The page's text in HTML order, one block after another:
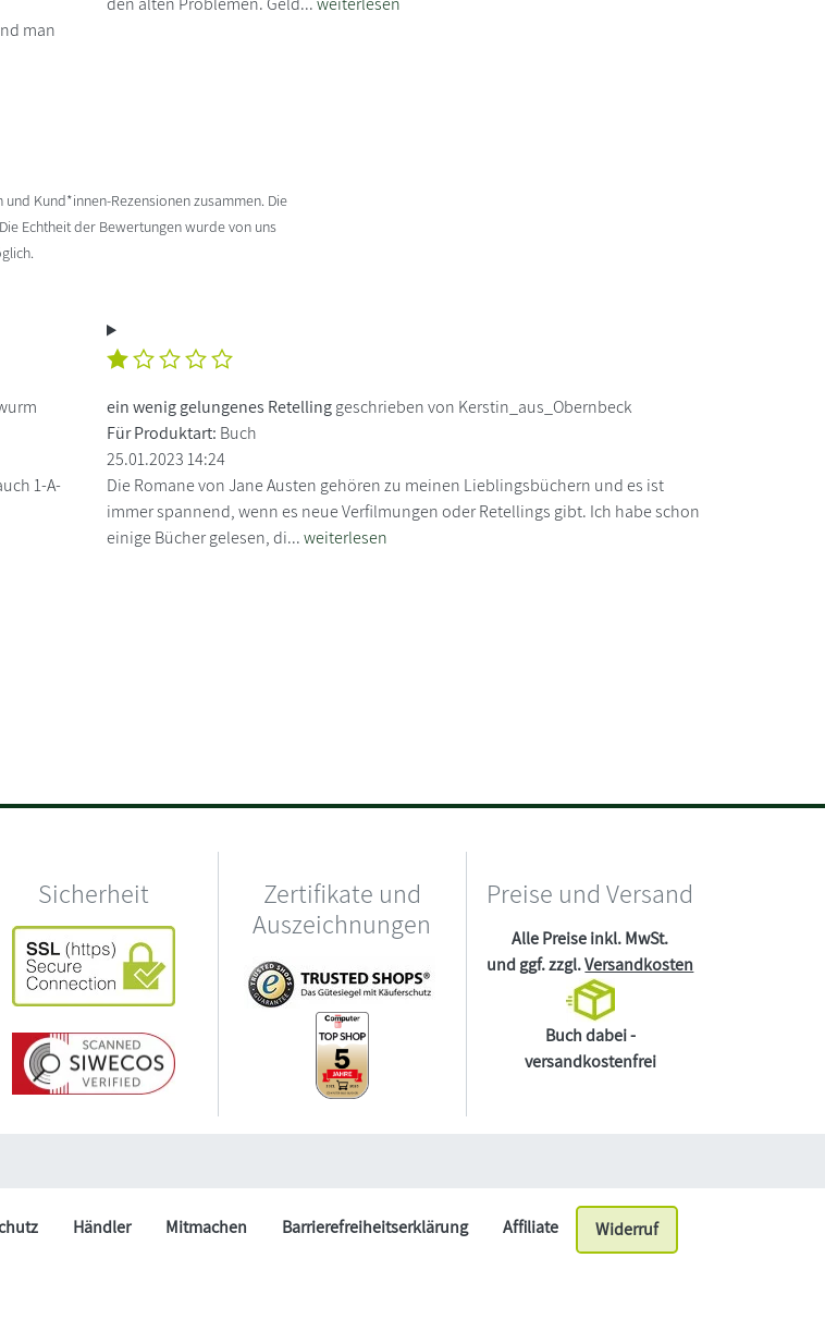
man
Kund*innen-Rezensionen zusammen. Die
Echtheit der Bewertungen wurde von uns
1-A-
ein wenig gelungenes Retellinggeschrieben von Kerstin_aus_Obernbeck
Für Produktart: Buch
25.01.2023 14:24
Die Romane von Jane Austen gehören zu meinen Lieblingsbüchern und es ist
immer spannend, wenn es neue Verfilmungen oder Retellings gibt. Ich habe schon
einige Bücher gelesen, di...weiterlesen
Sicherheit
Zertifikate und
Auszeichnungen
Preise und Versand
Alle Preise inkl. MwSt.
und ggf. zzgl.Versandkosten
Buch dabei -
versandkostenfrei
Händler Mitmachen Barrierefreiheitserklärung Affiliate Widerruf